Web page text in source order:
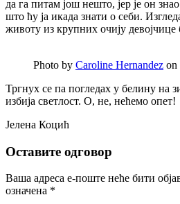
да га питам још нешто, јер је он
што ћу ја икада знати о себи.
животу из крупних очију девојчице
Photo by Caroline Hernandez on
Тргнух се па погледах у белину на
избија светлост. О, не, нећемо опет!
Јелена Коцић
Оставите одговор
Ваша адреса е-поште неће бити
означена *